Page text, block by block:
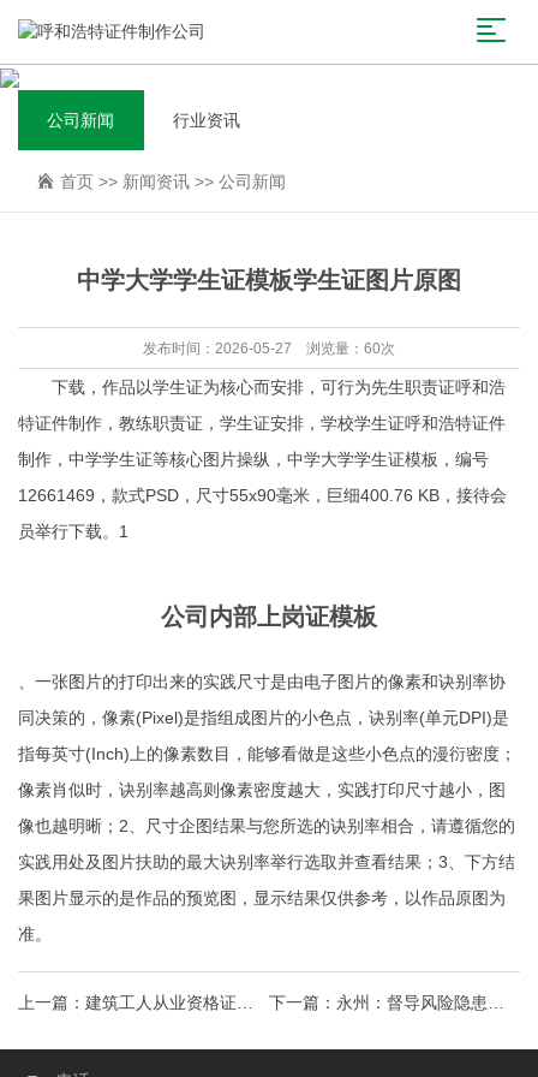
公司新闻 行业资讯
首页 >> 新闻资讯 >> 公司新闻
中学大学学生证模板学生证图片原图
发布时间：2026-05-27 浏览量：60次
下载，作品以学生证为核心而安排，可行为先生职责证呼和浩
特证件制作 ，教练职责证，学生证安排，学校学生证呼和浩特证件
制作 ，中学学生证等核心图片操纵，中学大学学生证模板，编号
12661469，款式PSD，尺寸55x90毫米，巨细400.76 KB，接待会
员举行下载。1
公司内部上岗证模板
、一张图片的打印出来的实践尺寸是由电子图片的像素和诀别率协
同决策的，像素(Pixel)是指组成图片的小色点，诀别率(单元DPI)是
指每英寸(Inch)上的像素数目，能够看做是这些小色点的漫衍密度；
像素肖似时，诀别率越高则像素密度越大，实践打印尺寸越小，图
像也越明晰；2、尺寸企图结果与您所选的诀别率相合，请遵循您的
实践用处及图片扶助的最大诀别率举行选取并查看结果；3、下方结
果图片显示的是作品的预览图，显示结果仅供参考，以作品原图为
准。
上一篇： 建筑工人从业资格证常
山县呼和浩特证件制作租赁合同
下一篇： 永州：督导风险隐患大
排查大整治工作！特种设备操作